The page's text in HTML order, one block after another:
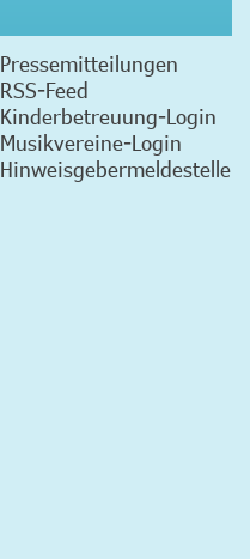
Pressemitteilungen
RSS-Feed
Kinderbetreuung-Login
Musikvereine-Login
Hinweisgebermeldestelle